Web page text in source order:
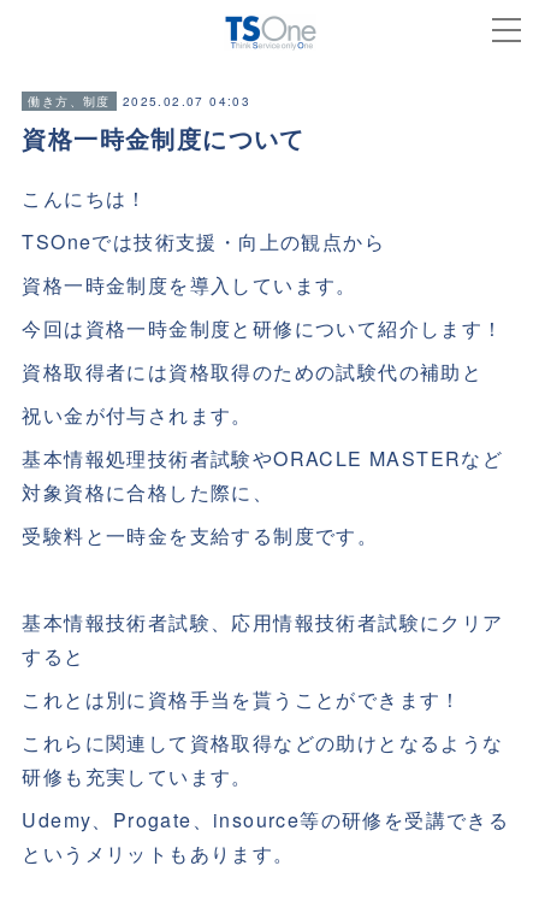
働き方、制度 2025.02.07 04:03
資格一時金制度について
こんにちは！
TSOneでは技術支援・向上の観点から
資格一時金制度を導入しています。
今回は資格一時金制度と研修について紹介します！
資格取得者には資格取得のための試験代の補助と
祝い金が付与されます。
基本情報処理技術者試験やORACLE MASTERなど
対象資格に合格した際に、
受験料と一時金を支給する制度です。
基本情報技術者試験、応用情報技術者試験にクリア
すると
これとは別に資格手当を貰うことができます！
これらに関連して資格取得などの助けとなるような
研修も充実しています。
Udemy、Progate、insource等の研修を受講できる
というメリットもあります。